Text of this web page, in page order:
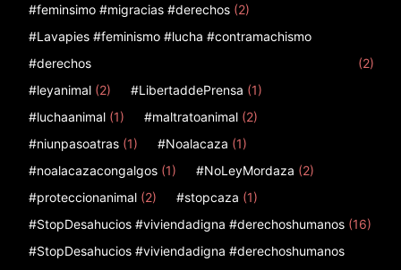
#feminsimo #migracias #derechos (2)
#Lavapies #feminismo #lucha #contramachismo
#derechos
(2)
#leyanimal (2) #LibertaddePrensa (1)
#luchaanimal (1) #maltratoanimal (2)
#niunpasoatras (1) #Noalacaza (1)
#noalacazacongalgos (1) #NoLeyMordaza (2)
#proteccionanimal (2) #stopcaza (1)
#StopDesahucios #viviendadigna #derechoshumanos (16)
#StopDesahucios #viviendadigna #derechoshumanos